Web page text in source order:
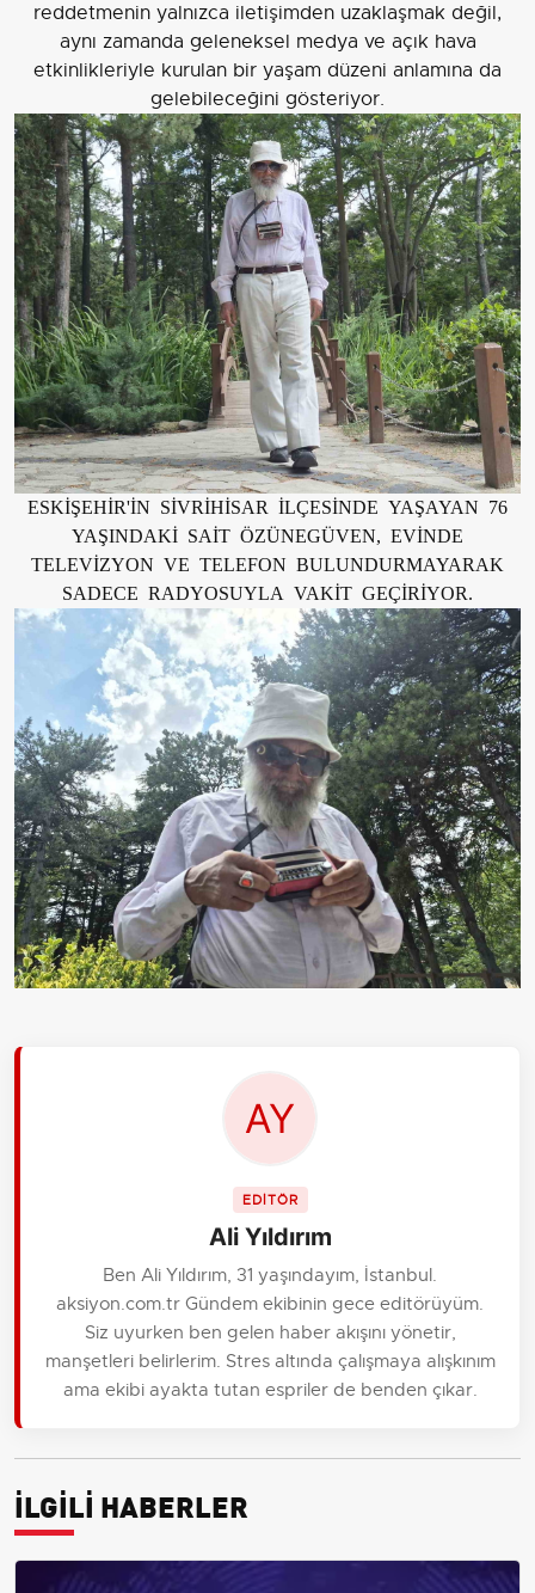
reddetmenin yalnızca iletişimden uzaklaşmak değil,
aynı zamanda geleneksel medya ve açık hava
etkinlikleriyle kurulan bir yaşam düzeni anlamına da
gelebileceğini gösteriyor.
ESKİŞEHİR'İN SİVRİHİSAR İLÇESİNDE YAŞAYAN 76
YAŞINDAKİ SAİT ÖZÜNEGÜVEN, EVİNDE
TELEVİZYON VE TELEFON BULUNDURMAYARAK
SADECE RADYOSUYLA VAKİT GEÇİRİYOR.
EDİTÖR
Ali Yıldırım
Ben Ali Yıldırım, 31 yaşındayım, İstanbul.
aksiyon.com.tr Gündem ekibinin gece editörüyüm.
Siz uyurken ben gelen haber akışını yönetir,
manşetleri belirlerim. Stres altında çalışmaya alışkınım
ama ekibi ayakta tutan espriler de benden çıkar.
İLGİLİ HABERLER